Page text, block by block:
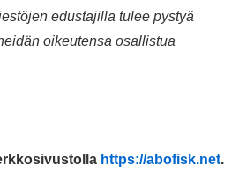
edustajilla tulee pystyä
oikeutensa osallistua
https://abofisk.net.